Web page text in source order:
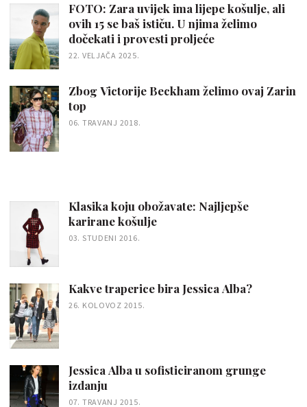
FOTO: Zara uvijek ima lijepe košulje, ali
ovih 15 se baš ističu. U njima želimo
dočekati i provesti proljeće
22. VELJAČA 2025.
Zbog Victorije Beckham želimo ovaj Zarin
top
06. TRAVANJ 2018.
Klasika koju obožavate: Najljepše
karirane košulje
03. STUDENI 2016.
Kakve traperice bira Jessica Alba?
26. KOLOVOZ 2015.
Jessica Alba u sofisticiranom grunge
izdanju
07. TRAVANJ 2015.